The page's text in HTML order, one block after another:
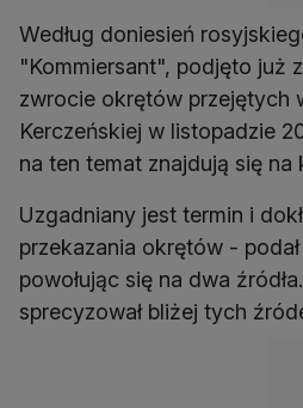
Według doniesień
"Kommiersant", podjęto już
zwrocie okrętów przejętych
Kerczeńskiej w listopadzie
na ten temat znajdują się na
Uzgadniany jest termin i
przekazania okrętów -
powołując się na dwa
sprecyzował bliżej tych